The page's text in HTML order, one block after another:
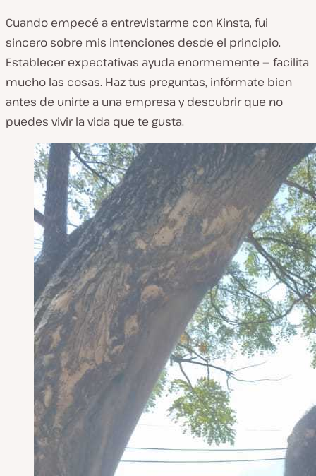
Cuando empecé a entrevistarme con Kinsta, fui
sincero sobre mis intenciones desde el principio.
Establecer expectativas ayuda enormemente — facilita
mucho las cosas. Haz tus preguntas, infórmate bien
antes de unirte a una empresa y descubrir que no
puedes vivir la vida que te gusta.